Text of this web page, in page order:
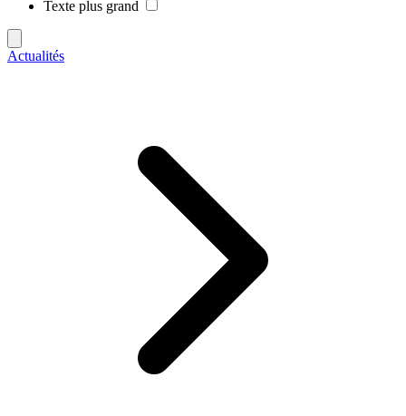
Texte plus grand
Actualités